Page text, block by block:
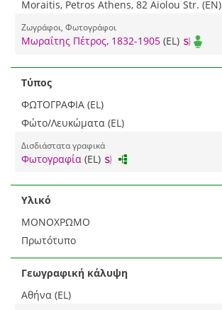
Moraitis, Petros Athens, 82 Aiolou Str. (EN)
Ζωγράφοι, Φωτογράφοι
Μωραΐτης Πέτρος, 1832-1905 (EL)
Τύπος
ΦΩΤΟΓΡΑΦΙΑ (EL)
Φώτο/Λευκώματα (EL)
Δισδιάστατα γραφικά
Φωτογραφία (EL)
Υλικό
ΜΟΝΟΧΡΩΜΟ
Πρωτότυπο
Γεωγραφική κάλυψη
Αθήνα (EL)